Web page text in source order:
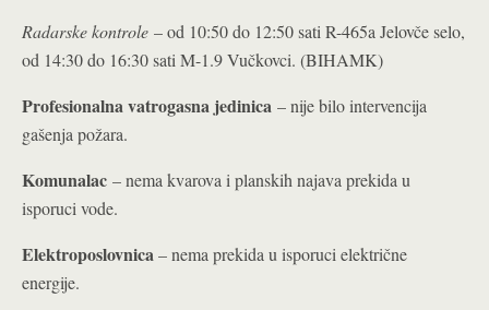
Radarske kontrole – od 10:50 do 12:50 sati R-465a Jelovče selo,
od 14:30 do 16:30 sati M-1.9 Vučkovci. (BIHAMK)
Profesionalna vatrogasna jedinica – nije bilo intervencija
gašenja požara.
Komunalac – nema kvarova i planskih najava prekida u
isporuci vode.
Elektroposlovnica– nema prekida u isporuci električne
energije.